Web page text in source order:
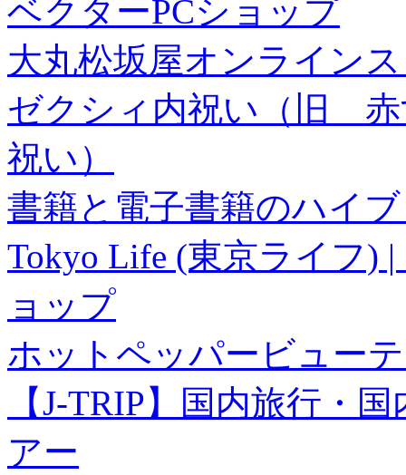
ベクターPCショップ
大丸松坂屋オンライン
ゼクシィ内祝い（旧 赤
祝い）
書籍と電子書籍のハイ
Tokyo Life (東京ライフ)
ョップ
ホットペッパービュー
【J-TRIP】国内旅行・
アー